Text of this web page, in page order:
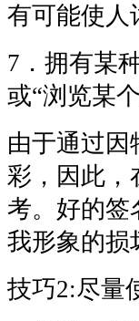
有可能使人
7．拥有某
或“浏览某
由于通过因
彩，因此，
考。好的签
我形象的损
技巧2:尽量